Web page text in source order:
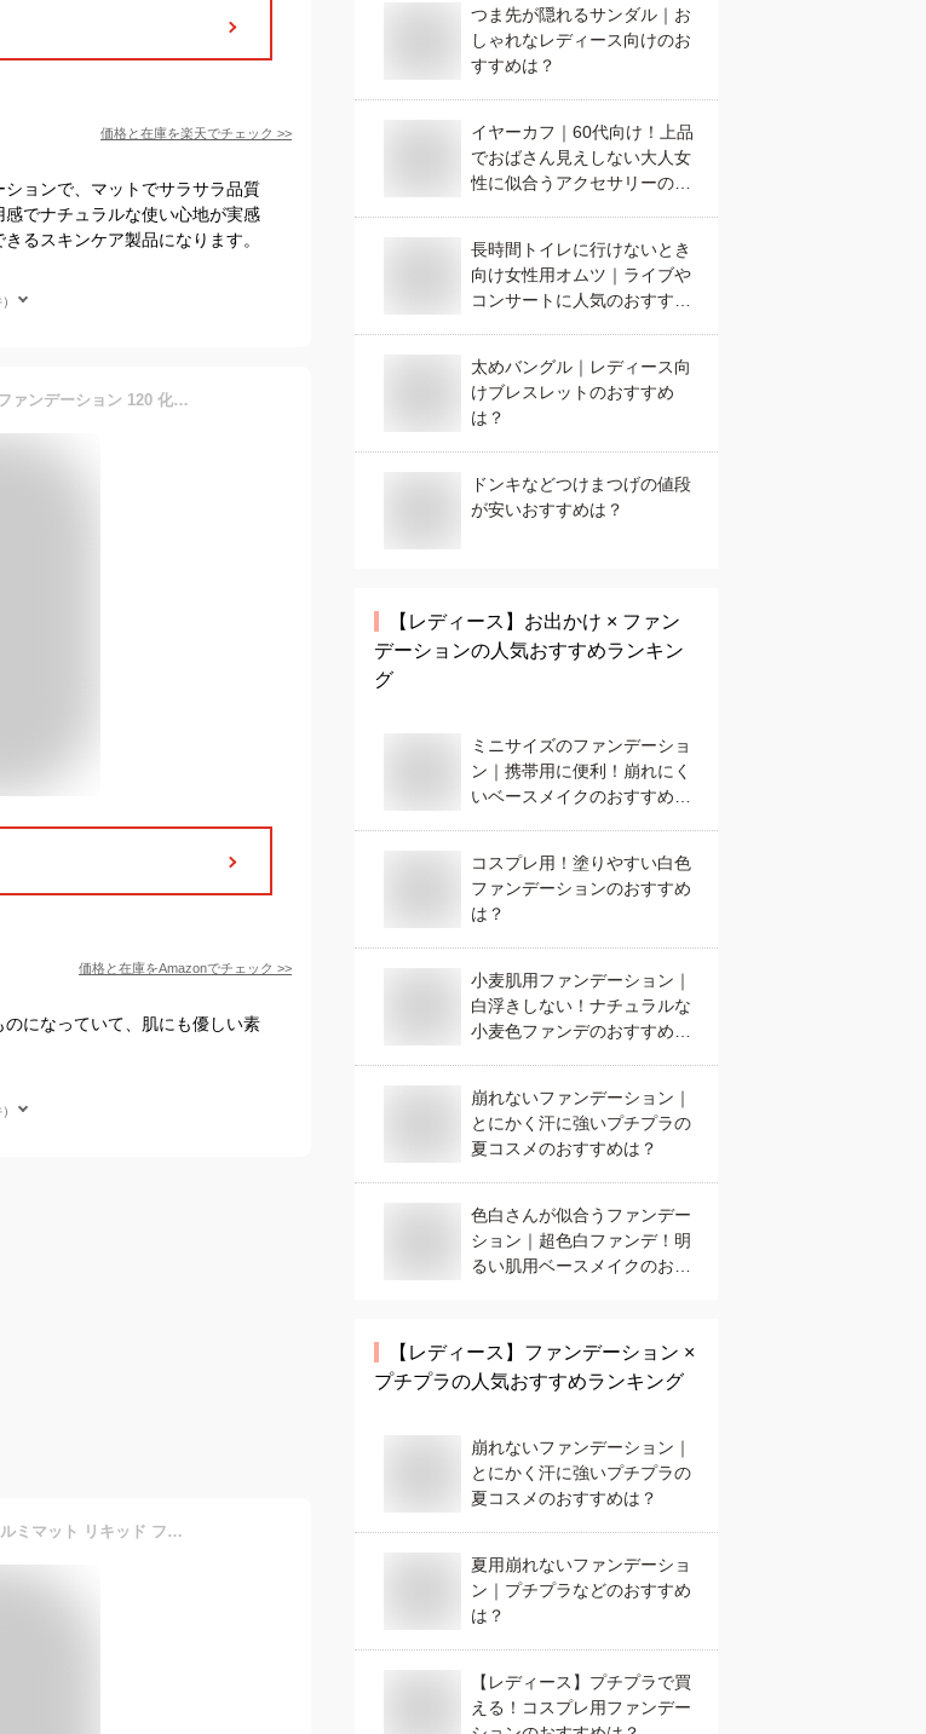
価格と在庫を楽天でチェック >>
ョンで、マットでサラサラ品質
でナチュラルな使い心地が実感
るスキンケア製品になります。
メイベリン MAYBELLINE フィットミー パウダーファンデーション 120 化粧崩れ カバー力高い 毛穴カバー
価格と在庫をAmazonでチェック >>
になっていて、肌にも優しい素
ファンデーション 【メイベリン 公式】 SPステイ ルミマット リキッド ファンデーション 35ml 透明感 誕生日プレゼント プレゼント コスメ プチプラコスメ メイクアップ maybelline 送料無料 ◇
つま先が隠れるサンダル｜お
しゃれなレディース向けのお
すすめは？
イヤーカフ｜60代向け！上品
でおばさん見えしない大人女
性に似合うアクセサリーのお
長時間トイレに行けないとき
向け女性用オムツ｜ライブや
コンサートに人気のおすすめ
太めバングル｜レディース向
けブレスレットのおすすめ
は？
ドンキなどつけまつげの値段
が安いおすすめは？
【レディース】 お出かけ × ファン
デーションの人気おすすめランキン
グ
ミニサイズのファンデーショ
ン｜携帯用に便利！崩れにく
いベースメイクのおすすめ
コスプレ用！塗りやすい白色
ファンデーションのおすすめ
は？
小麦肌用ファンデーション｜
白浮きしない！ナチュラルな
小麦色ファンデのおすすめ
崩れないファンデーション｜
とにかく汗に強いプチプラの
夏コスメのおすすめは？
色白さんが似合うファンデー
ション｜超色白ファンデ！明
るい肌用ベースメイクのおす
【レディース】 ファンデーション ×
プチプラの人気おすすめランキング
崩れないファンデーション｜
とにかく汗に強いプチプラの
夏コスメのおすすめは？
夏用崩れないファンデーショ
ン｜プチプラなどのおすすめ
は？
【レディース】プチプラで買
える！コスプレ用ファンデー